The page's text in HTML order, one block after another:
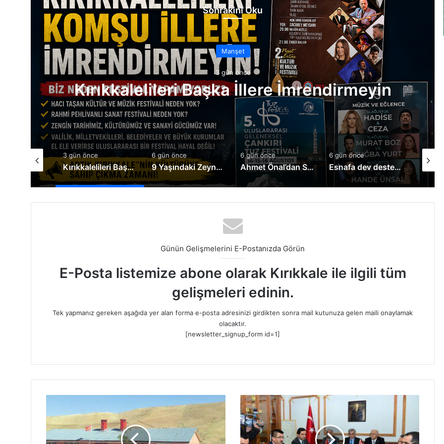
Sonrakini Oku
Manşet
3 gün önce
Kırıkkalelileri Başka İllere İmrendirmeyin
3 gün önce
Kırıkkalelileri Başka İllere İmrendirmeyin
6 gün önce
9 Yaşındaki Zeynep Yaşama Tutunmak İçin Destek Bekliyor
6 gün önce
Ahmet Önal’dan Sürücü Adaylarına Müjde!
6 gün önce
Esnafa dev destek: Kredi limitleri yükseltildi
Günün Gelişmelerini E-Postanızda Görün
E-Posta listemize abone olarak Kırıkkale ile ilgili tüm
gelişmeleri edinin.
Tek yapmanız gereken aşağıda yer alan forma e-posta adresinizi girdikten sonra mail kutunuza gelen maili onaylamak
olacaktır.
[newsletter_signup_form id=1]
i
y
A
H
İ
K
A